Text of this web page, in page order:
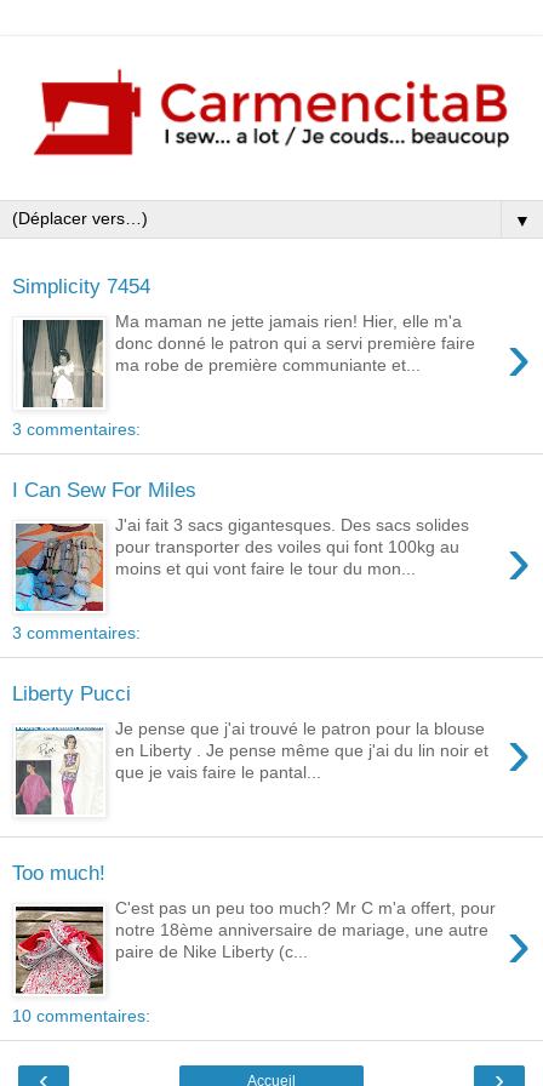
▼
Simplicity 7454
›
Ma maman ne jette jamais rien! Hier, elle m'a
donc donné le patron qui a servi première faire
ma robe de première communiante et...
3 commentaires:
I Can Sew For Miles
›
J'ai fait 3 sacs gigantesques. Des sacs solides
pour transporter des voiles qui font 100kg au
moins et qui vont faire le tour du mon...
3 commentaires:
Liberty Pucci
›
Je pense que j'ai trouvé le patron pour la blouse
en Liberty . Je pense même que j'ai du lin noir et
que je vais faire le pantal...
Too much!
›
C'est pas un peu too much? Mr C m'a offert, pour
notre 18ème anniversaire de mariage, une autre
paire de Nike Liberty (c...
10 commentaires:
Accueil